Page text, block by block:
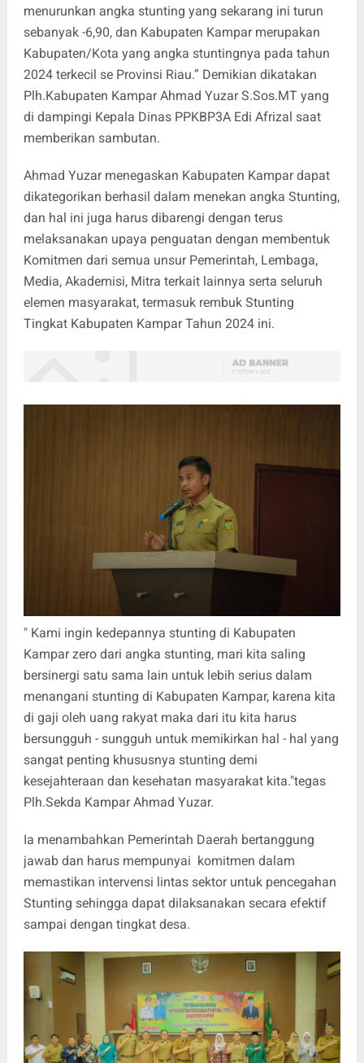
menurunkan angka stunting yang sekarang ini turun
sebanyak -6,90, dan Kabupaten Kampar merupakan
Kabupaten/Kota yang angka stuntingnya pada tahun
2024 terkecil se Provinsi Riau.” Demikian dikatakan
Plh.Kabupaten Kampar Ahmad Yuzar S.Sos.MT yang
di dampingi Kepala Dinas PPKBP3A Edi Afrizal saat
memberikan sambutan.
Ahmad Yuzar menegaskan Kabupaten Kampar dapat
dikategorikan berhasil dalam menekan angka Stunting,
dan hal ini juga harus dibarengi dengan terus
melaksanakan upaya penguatan dengan membentuk
Komitmen dari semua unsur Pemerintah, Lembaga,
Media, Akademisi, Mitra terkait lainnya serta seluruh
elemen masyarakat, termasuk rembuk Stunting
Tingkat Kabupaten Kampar Tahun 2024 ini.
" Kami ingin kedepannya stunting di Kabupaten
Kampar zero dari angka stunting, mari kita saling
bersinergi satu sama lain untuk lebih serius dalam
menangani stunting di Kabupaten Kampar, karena kita
di gaji oleh uang rakyat maka dari itu kita harus
bersungguh - sungguh untuk memikirkan hal - hal yang
sangat penting khususnya stunting demi
kesejahteraan dan kesehatan masyarakat kita."tegas
Plh.Sekda Kampar Ahmad Yuzar.
Ia menambahkan Pemerintah Daerah bertanggung
jawab dan harus mempunyai komitmen dalam
memastikan intervensi lintas sektor untuk pencegahan
Stunting sehingga dapat dilaksanakan secara efektif
sampai dengan tingkat desa.